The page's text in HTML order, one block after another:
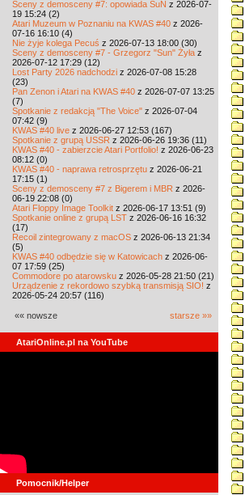
Sceny z demosceny #7: opowiada SuN z 2026-07-
19 15:24 (2)
Atari Muzeum w Poznaniu na KWAS #40 z 2026-
07-16 16:10 (4)
Nie żyje kolega Pecuś z 2026-07-13 18:00 (30)
Sceny z demosceny #7 - Grzegorz "Sun" Żyła z
2026-07-12 17:29 (12)
Lost Party 2026 nadchodzi z 2026-07-08 15:28
(23)
Pan Zenon i Atari na KWAS #40 z 2026-07-07 13:25
(7)
Spotkanie z redakcją "The Voice" z 2026-07-04
07:42 (9)
KWAS #40 live z 2026-06-27 12:53 (167)
Spotkanie z grupą USSR z 2026-06-26 19:36 (11)
KWAS #40 - zabierzcie Atari Portfolio! z 2026-06-23
08:12 (0)
KWAS #40 - naprawa retrosprzętu z 2026-06-21
17:15 (1)
Sceny z demosceny #7 z Bigerem i MBR z 2026-
06-19 22:08 (0)
Atari Floppy Image Toolkit z 2026-06-17 13:51 (9)
Spotkanie online z grupą LST z 2026-06-16 16:32
(17)
Recoil zintegrowany z macOS z 2026-06-13 21:34
(5)
KWAS #40 odbędzie się w Katowicach z 2026-06-
07 17:59 (25)
Commodore po atarowsku z 2026-05-28 21:50 (21)
Urządzenie z rekordowo szybką transmisją SIO! z
2026-05-24 20:57 (116)
«« nowsze starsze »»
AtariOnline.pl na YouTube
Pomocnik/Helper